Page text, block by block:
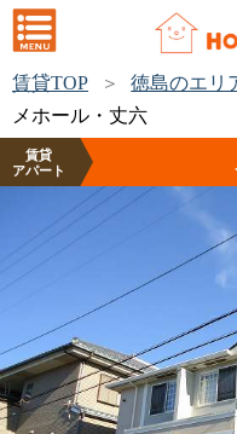
賃貸TOP 徳島のエリ
メホール・丈六
賃貸
アパート